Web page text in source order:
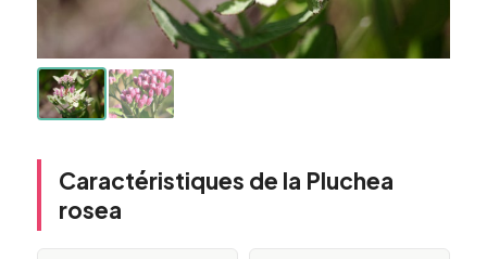
Caractéristiques de la Pluchea
rosea